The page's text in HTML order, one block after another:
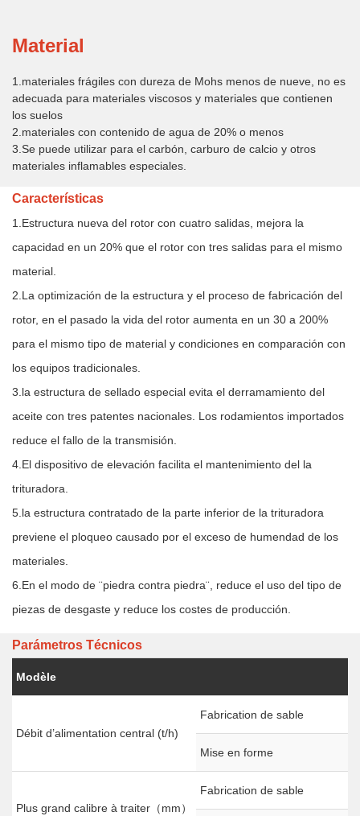
Material
1.materiales frágiles con dureza de Mohs menos de nueve, no es
adecuada para materiales viscosos y materiales que contienen
los suelos
2.materiales con contenido de agua de 20% o menos
3.Se puede utilizar para el carbón, carburo de calcio y otros
materiales inflamables especiales.
Características
1.Estructura nueva del rotor con cuatro salidas, mejora la
capacidad en un 20% que el rotor con tres salidas para el mismo
material.
2.La optimización de la estructura y el proceso de fabricación del
rotor, en el pasado la vida del rotor aumenta en un 30 a 200%
para el mismo tipo de material y condiciones en comparación con
los equipos tradicionales.
3.la estructura de sellado especial evita el derramamiento del
aceite con tres patentes nacionales. Los rodamientos importados
reduce el fallo de la transmisión.
4.El dispositivo de elevación facilita el mantenimiento del la
trituradora.
5.la estructura contratado de la parte inferior de la trituradora
previene el ploqueo causado por el exceso de humendad de los
materiales.
6.En el modo de ¨piedra contra piedra¨, reduce el uso del tipo de
piezas de desgaste y reduce los costes de producción.
Parámetros Técnicos
Modèle
Débit d’alimentation central (t/h)
Fabrication de sable
Mise en forme
Plus grand calibre à traiter（mm）
Fabrication de sable